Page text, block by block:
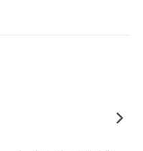
通話，具備基本英語
物業資源或開發商資
場等級、有戶外 /